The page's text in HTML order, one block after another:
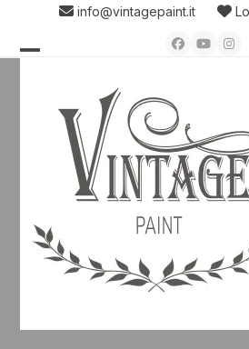
content
info@vintagepaint.it
Facebook
YouTube
menu
menu